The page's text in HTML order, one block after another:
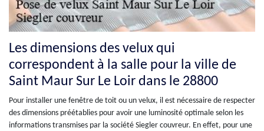
Les dimensions des velux qui
correspondent à la salle pour la ville de
Saint Maur Sur Le Loir dans le 28800
Pour installer une fenêtre de toit ou un velux, il est nécessaire de respecter
des dimensions préétablies pour avoir une luminosité optimale selon les
informations transmises par la société Siegler couvreur. En effet, pour une